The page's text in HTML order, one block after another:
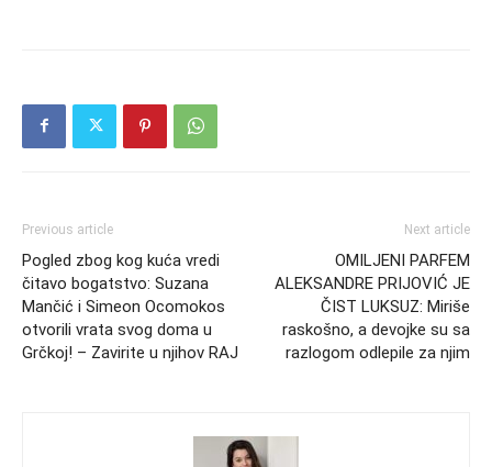
Previous article
Pogled zbog kog kuća vredi
čitavo bogatstvo: Suzana
Mančić i Simeon Ocomokos
otvorili vrata svog doma u
Grčkoj! – Zavirite u njihov RAJ
Next article
OMILJENI PARFEM
ALEKSANDRE PRIJOVIĆ JE
ČIST LUKSUZ: Miriše
raskošno, a devojke su sa
razlogom odlepile za njim